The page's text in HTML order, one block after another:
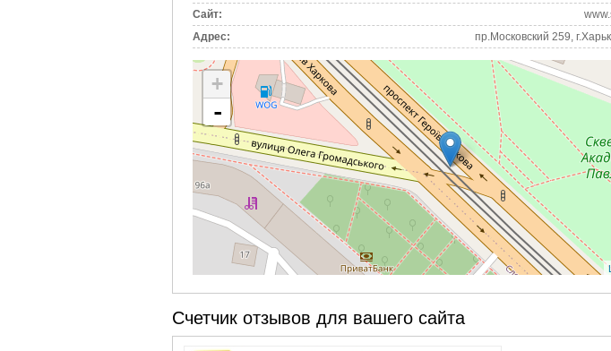
Сайт:
Адрес:
пр.Московский 259,
+
-
Счетчик отзывов для вашего сайта